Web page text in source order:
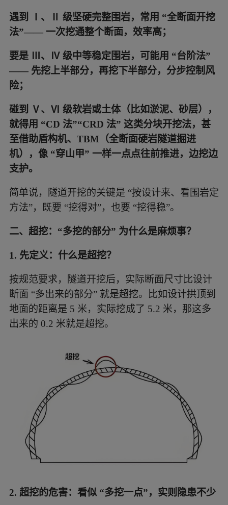
遇到 Ⅰ、Ⅱ 级坚硬完整围岩，常用 “全断面开挖
法”—— 一次挖通整个断面，效率高；
要是 Ⅲ、Ⅳ 级中等稳定围岩，可能用 “台阶法”
—— 先挖上半部分，再挖下半部分，分步控制风
险；
碰到 Ⅴ、Ⅵ 级软岩或土体（比如淤泥、砂层），
就得用 “CD 法”“CRD 法” 这类分块开挖法，甚
至借助盾构机、TBM（全断面硬岩隧道掘进
机），像 “穿山甲” 一样一点点往前推进，边挖边
支护。
简单说，隧道开挖的关键是 “按设计来、看围岩定
方法”，既要 “挖得对”，也要 “挖得稳”。
二、超挖：“多挖的部分” 为什么是麻烦事？
1. 先定义：什么是超挖？
按规范要求，隧道开挖后，实际断面尺寸比设计
断面 “多出来的部分” 就是超挖。比如设计拱顶到
地面的距离是 5 米，实际挖成了 5.2 米，那这多
出来的 0.2 米就是超挖。
2. 超挖的危害：看似 “多挖一点”，实则隐患不少